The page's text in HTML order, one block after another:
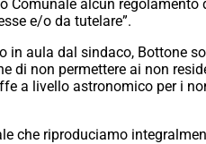
Comunale alcun
e/o da tutelare”.
in aula dal sindaco, Bottone
di non permettere ai non
a livello astronomico per i
che riproduciamo